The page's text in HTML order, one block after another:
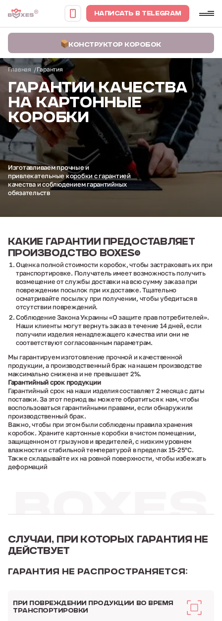
НАПИСАТЬ В TELEGRAM
КОНСТРУКТОР КОРОБОК
Главная Гарантия
ГАРАНТИИКАЧЕСТВА
НА КАРТОННЫЕ
КОРОБКИ
Изготавливаем прочные и
привлекательные коробки с гарантией
качества и соблюдениемгарантийных
обязательств
КАКИЕ ГАРАНТИИПРЕДОСТАВЛЯЕТ
ПРОИЗВОДСТВО BOXES®
Оценка полной стоимости коробок, чтобы застраховать их при
транспортировке. Получатель имеет возможность получить
возмещение от службы доставки на всю сумму заказа при
повреждении посылок при их доставке. Тщательно
осматривайте посылку при получении, чтобы убедиться в
отсутствии повреждений.
Соблюдение Закона Украины «О защите прав потребителей».
Наши клиенты могут вернуть заказ в течение 14 дней, если
получили изделия ненадлежащего качества или они не
соответствуют согласованным параметрам.
Мы гарантируем изготовление прочной и качественной
продукции, а производственный брак на нашем производстве
максимально снижена и не превышает 2%.
Гарантийный срок продукции
Гарантийный срок на наши изделия составляет 2 месяца с даты
поставки. За этот период вы можете обратиться к нам, чтобы
воспользоваться гарантийными правами, если обнаружили
производственный брак.
Важно, чтобы при этом были соблюдены правила хранения
коробок. Храните картонные коробки в чистом помещении,
защищенном от грызунов и вредителей, с низким уровнем
влажности и стабильной температурой в пределах 15-25°C.
Также складывайте их на ровной поверхности, чтобы избежать
деформаций
СЛУЧАИ, ПРИ КОТОРЫХ ГАРАНТИЯ
НЕ
ДЕЙСТВУЕТ
Гарантия не распространяется:
ПРИ ПОВРЕЖДЕНИИ
ПРОДУКЦИИ ВО ВРЕМЯ
ТРАНСПОРТИРОВКИ